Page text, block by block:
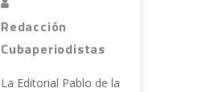
Redacción
Cubaperiodistas
La Editorial Pablo de la